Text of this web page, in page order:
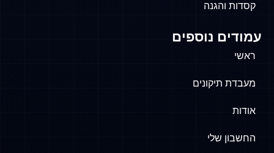
קסדות והגנה
עמודים נוספים
ראשי
מעבדת תיקונים
אודות
החשבון שלי